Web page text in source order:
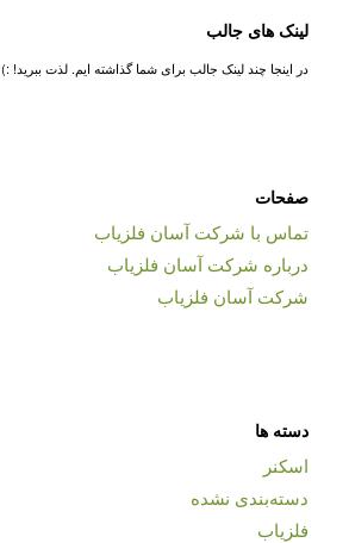
لینک های جالب
در اینجا چند لینک جالب برای شما گذاشته ایم. لذت ببرید! :)
صفحات
تماس با شرکت آسان فلزیاب
درباره شرکت آسان فلزیاب
شرکت آسان فلزیاب
دسته ها
اسکنر
دسته‌بندی نشده
فلزیاب